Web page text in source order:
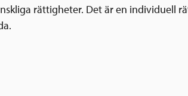
rättigheter. Det är en individuell